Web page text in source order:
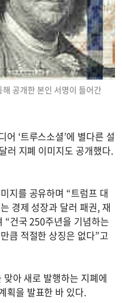
공개한 본인 서명이 들어간
‘트루스소셜’에 별다른 설
러 지폐 이미지도 공개했다.
지를 공유하며 “트럼프 대
경제 성장과 달러 패권, 재
“건국 250주년을 기념하는
큼 적절한 상징은 없다”고
아 새로 발행하는 지폐에
획을 발표한 바 있다.